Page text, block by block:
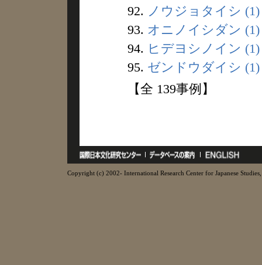
92. ノウジョタイシ (1)
93. オニノイシダン (1)
94. ヒデヨシノイン (1)
95. ゼンドウダイシ (1)
【全 139事例】
Copyright (c) 2002- International Research Center for Japanese